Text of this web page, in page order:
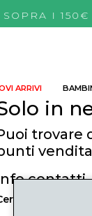
ARRIVI
in
trovare
contatti
Boutique